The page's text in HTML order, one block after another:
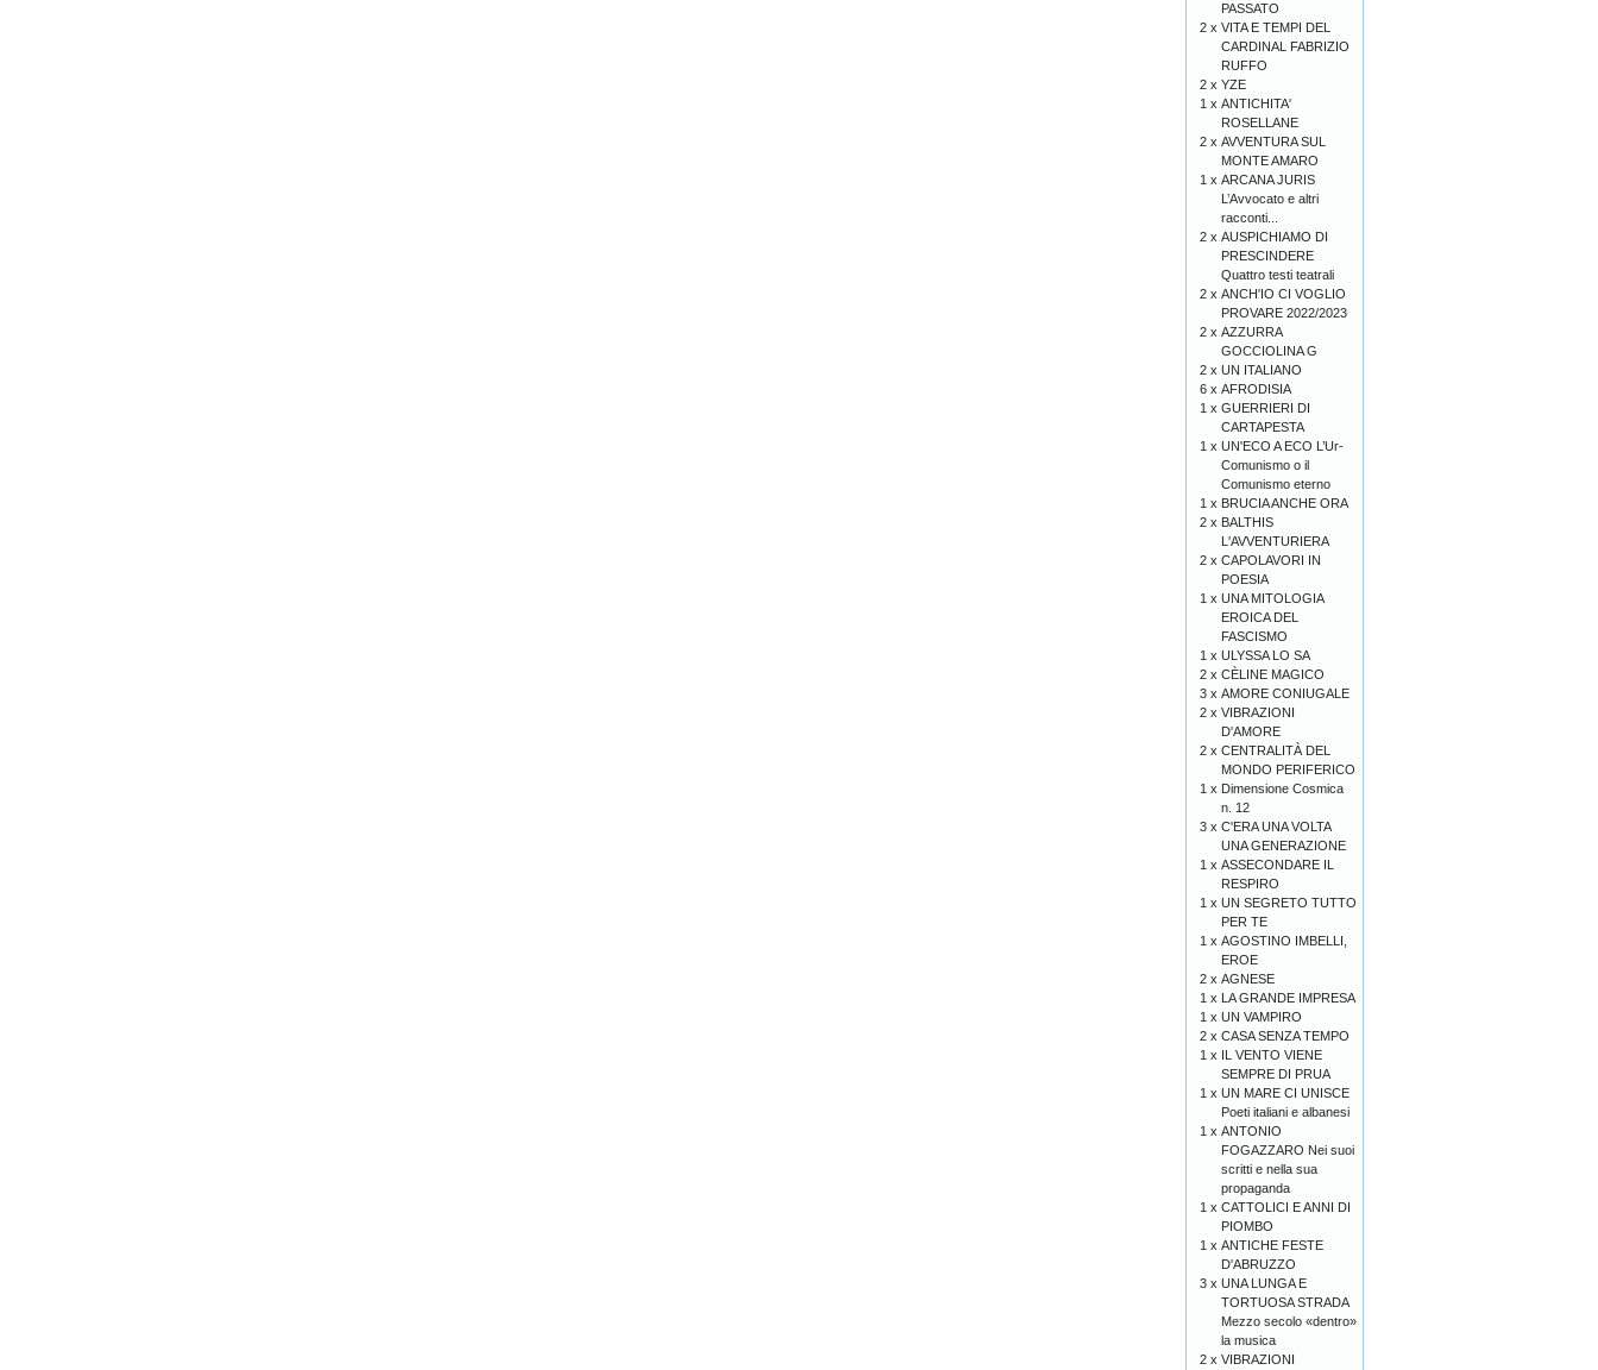
PASSATO
2 x VITA E TEMPI DEL
CARDINAL FABRIZIO
RUFFO
2 x YZE
1 x ANTICHITA'
ROSELLANE
2 x AVVENTURA SUL
MONTE AMARO
1 x ARCANA JURIS
L’Avvocato e altri
racconti...
2 x AUSPICHIAMO DI
PRESCINDERE
Quattro testi teatrali
2 x ANCH'IO CI VOGLIO
PROVARE 2022/2023
2 x AZZURRA
GOCCIOLINA G
2 x UN ITALIANO
6 x AFRODISIA
1 x GUERRIERI DI
CARTAPESTA
1 x UN'ECO A ECO L’Ur-
Comunismo o il
Comunismo eterno
1 x BRUCIA ANCHE ORA
2 x BALTHIS
L'AVVENTURIERA
2 x CAPOLAVORI IN
POESIA
1 x UNA MITOLOGIA
EROICA DEL
FASCISMO
1 x ULYSSA LO SA
2 x CÈLINE MAGICO
3 x AMORE CONIUGALE
2 x VIBRAZIONI
D'AMORE
2 x CENTRALITÀ DEL
MONDO PERIFERICO
1 x Dimensione Cosmica
n. 12
3 x C'ERA UNA VOLTA
UNA GENERAZIONE
1 x ASSECONDARE IL
RESPIRO
1 x UN SEGRETO TUTTO
PER TE
1 x AGOSTINO IMBELLI,
EROE
2 x AGNESE
1 x LA GRANDE IMPRESA
1 x UN VAMPIRO
2 x CASA SENZA TEMPO
1 x IL VENTO VIENE
SEMPRE DI PRUA
1 x UN MARE CI UNISCE
Poeti italiani e albanesi
1 x ANTONIO
FOGAZZARO Nei suoi
scritti e nella sua
propaganda
1 x CATTOLICI E ANNI DI
PIOMBO
1 x ANTICHE FESTE
D'ABRUZZO
3 x UNA LUNGA E
TORTUOSA STRADA
Mezzo secolo «dentro»
la musica
2 x VIBRAZIONI